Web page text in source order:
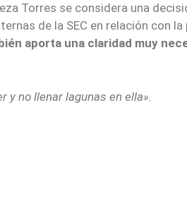
Torres se considera una
de la SEC en relación con
aporta una claridad muy
y no llenar lagunas en ella».